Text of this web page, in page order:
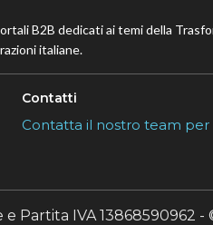
B2B dedicati ai temi della
italiane.
Contatti
Contatta il nostro team
Partita IVA 13868590962 -